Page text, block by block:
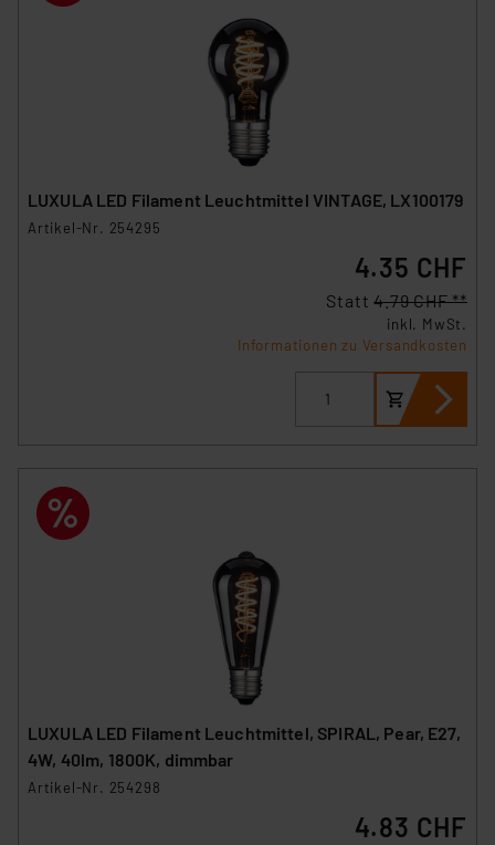
LUXULA LED Filament Leuchtmittel VINTAGE, LX100179
Artikel-Nr. 254295
4.35 CHF
Statt4.79 CHF **
inkl. MwSt.
Informationen zu Versandkosten
LUXULA LED Filament Leuchtmittel, SPIRAL, Pear, E27,
4W, 40lm, 1800K, dimmbar
Artikel-Nr. 254298
4.83 CHF